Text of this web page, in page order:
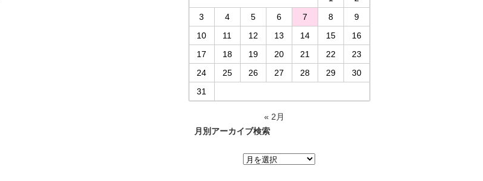
3
4 5 6 7 8
9
10
11 12 13 14 15
16
17
18 19 20 21 22
23
24
25 26 27 28 29
30
31
« 2月
月別アーカイブ検索